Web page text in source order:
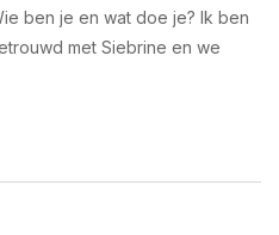
ben je en wat doe je? Ik ben
met Siebrine en we